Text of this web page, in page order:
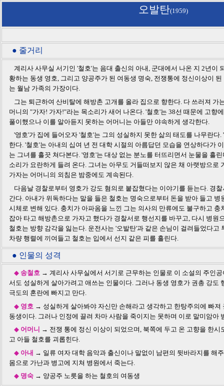
오발탄(1959)
● 줄거리
계리사 사무실 서기인 '철호'는 음대 출신의 아내, 군대에서 나온 지 2년이
황하는 동생 영호, 그리고 양공주가 된 여동생 명숙, 전쟁통에 정신이상이
는 월남 가족의 가장이다.
그는 퇴근하여 산비탈에 해방촌 고개를 올라 집으로 향한다. 다 쓰러져 가
머니의 "가자! 가자!"라는 목소리가 새어 나온다. '철호'는 38선 때문에 고향
풀이했으나 이를 알아듣지 못하는 어머니는 아들만 야속하게 생각한다.
'영호'가 집에 들어오자 '철호'는 그의 성실하지 못한 삶의 태도를 나무란다
한다. '철호'는 아내의 십여 년 전 대학 시절의 아름답던 모습을 연상하다가
는 그녀를 흘끗 쳐다본다. '영호'는 대상 없는 분노를 터뜨리면서 눈물을 흘
소리가 요란하게 들려 온다. 그녀는 아무도 거들떠보지 않은 채 아랫방으로
가자는 어머니의 외침은 밤중에도 계속된다.
다음날 경찰로부터 영호가 강도 혐의로 붙잡혔다는 이야기를 듣는다. 경
간다. 아내가 위독하다는 말을 들은 철호는 명숙으로부터 돈을 받아 들고 병
시체로 변해 있다. 충치가 아파옴을 느낀 그는 의사의 만류에도 불구하고 충
잡아 타고 해방촌으로 가자고 했다가 경찰서로 행선지를 바꾸고, 다시 병원
철호는 방향 감각을 잃는다. 운전사는 '오발탄'과 같은 손님이 걸려들었다고
차량 행렬에 끼여들고 철호는 입에서 선지 같은 피를 흘린다.
● 인물의 성격
◆송철호→ 계리사 사무실에서 서기로 근무하는 인물로 이 소설의 주인
서도 성실하게 살아가려고 애쓰는 인물이다. 그러나 동생 영호가 권총 강도
극도의 혼란에 빠지고 만다.
◆영호 → 성실하게 살아봐야 자신만 손해라고 생각하고 한탕주의에 빠져
동생이다. 그러나 인정에 끌려 차마 사람을 죽이지는 못하며 이로 말미암아
◆어머니 → 전쟁 통에 정신 이상이 되었으며, 북쪽에 두고 온 고향을 한시
고 아들 철호를 괴롭힌다.
◆아내 → 일류 여자 대학 음악과 출신이나 말없이 남편의 뒷바라지를 해
몸으로 가난과 병고에 지쳐 병원에서 죽는다.
◆명숙→ 양공주 노릇을 하는 철호의 여동생